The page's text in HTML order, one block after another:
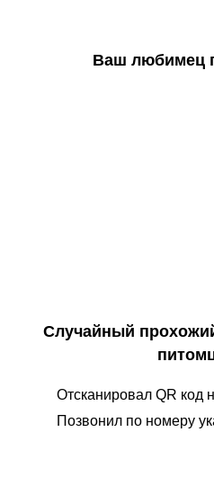
Ваш любимец
Случайный
Отсканировал QR код
Позвонил по номеру